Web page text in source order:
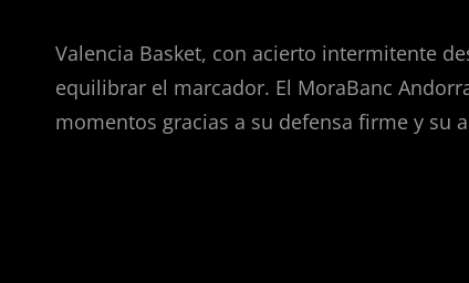
Valencia Basket, con acierto intermitente
equilibrar el marcador. El MoraBanc
momentos gracias a su defensa firme y su